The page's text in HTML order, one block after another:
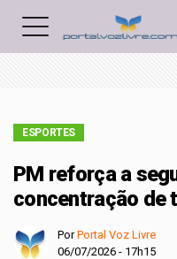
ESPORTES
PM reforça a
concentração de
PorPortal Voz Livre
06/07/2026 - 17h15